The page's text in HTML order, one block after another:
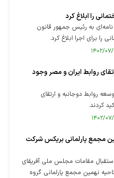
را ابلاغ کرد
به رئیس جمهور قانون
را برای اجرا ابلاغ کرد.
روابط ایران و مصر وجود
روابط دوجانبه و ارتقای
کردند.
مجمع پارلمانی بریکس شرکت
مقامات مجلس ملی آفریقای
نهمین مجمع پارلمانی گروه